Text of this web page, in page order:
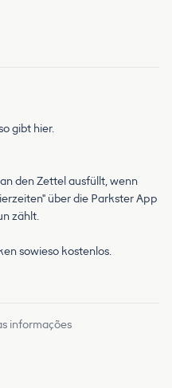
gibt hier.
den Zettel ausfüllt, wenn
über die Parkster App
zählt.
sowieso kostenlos.
informações